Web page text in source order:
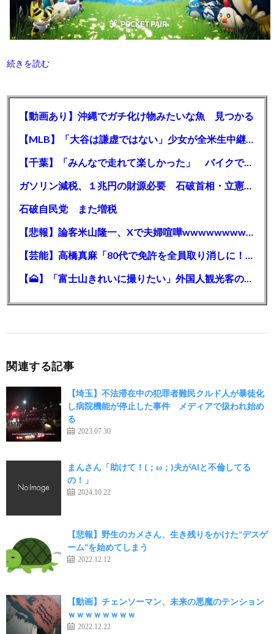
続きを読む
【動画あり】沖縄でガチ化け物みたいな魚 見つかる
【MLB】「大谷は謙虚ではない」少女が全米生中継で突然の大谷翔平批判 サイン無視された過去明かす
【千葉】「みんなで走れて楽しかった」 バイクでバースデー集団暴走 男女５７人を書類送検 SNSで参加者募る
ガソリン減税、１兆円の財源必要 石破首相・立憲野田氏「財源は死に物狂いで確保しなければならない」「本当に死に物狂いで」
石破自民党 また増税
【悲報】論客米山隆一、Xで夫婦喧嘩wwwwwwwwwwww
【芸能】高橋真麻「80代で免許を全員取り消しに！」 高齢ドライバーの事故問題で、高齢者の運転免許取り消し法を提案
【🗻】「富士山きれいに撮りたい」外国人観光客のレンタカー事故が急増…「ハンドルが逆で慣れず」、道の狭さも
関連する記事
【埼玉】不法滞在中の犯罪者難民クルド人が暴徒化
し病院機能が停止した事件 メディアで扱われ始め
る
2023.07.30
まんさん「助けて！(；ω；)夫がAIと不倫してる
の！」
2024.10.22
【悲報】野生のカメさん、生き残りをかけた”デスゲ
ーム”を始めてしまう
2022.12.12
【動画】チェンソーマン、未来の悪魔のテンション
ｗｗｗｗｗｗｗｗ
2022.12.22